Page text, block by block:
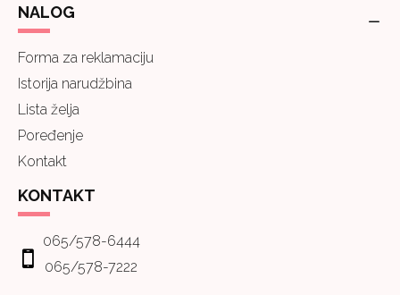
NALOG
Forma za reklamaciju
Istorija narudžbina
Lista želja
Poređenje
Kontakt
KONTAKT
065/578-6444
065/578-7222